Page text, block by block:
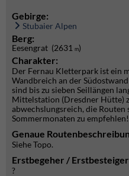
Gebirge:
Stubaier Alpen
Berg:
Eesengrat (2631 m)
Charakter:
Der Fernau Kletterpark ist ein
Wandbreich an der
sind bis zu sieben Seillängen
Mittelstation (Dresdner Hütte)
abwechslungsreich, die Routen
Sommermonaten zu empfehlen!
Genaue
Siehe Topo.
Erstbegeher /
?